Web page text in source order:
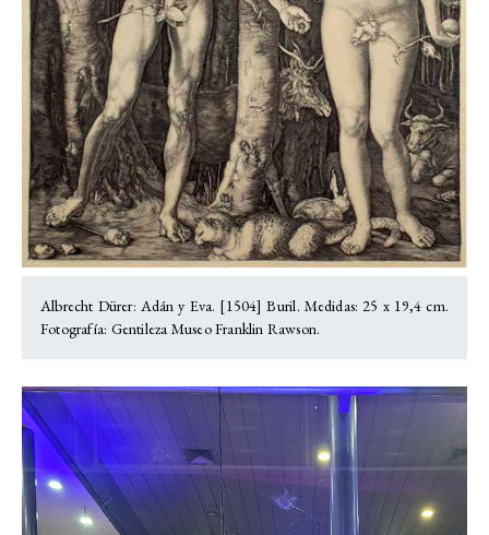
Albrecht Dürer: Adán y Eva. [1504] Buril. Medidas: 25 x 19,4 cm.
Fotografía: Gentileza Museo Franklin Rawson.